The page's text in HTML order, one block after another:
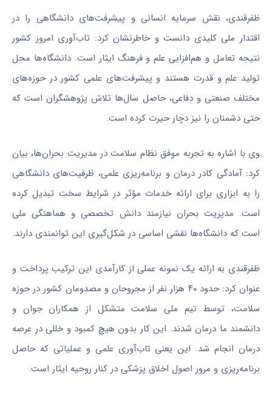
ظفرقندی، نقش سرمایه انسانی و پیشرفت‌های دانشگاهی را در
اقتدار ملی کلیدی دانست و خاطرنشان کرد: تاب‌آوری امروز کشور
نتیجه تعامل و هم‌افزایی علم و فرهنگ ایثار است. دانشگاه‌ها محل
تولید علم و قدرت هستند و پیشرفت‌های علمی کشور در حوزه‌های
مختلف صنعتی و دفاعی، حاصل سال‌ها تلاش پژوهشگران است که
حتی دشمنان را نیز دچار حیرت کرده است.
وی با اشاره به تجربه موفق نظام سلامت در مدیریت بحران‌ها، بیان
کرد: آمادگی کادر درمان و برنامه‌ریزی علمی، ظرفیت‌های دانشگاهی
را به ابزاری برای ارائه خدمات مؤثر در شرایط سخت تبدیل کرده
است. مدیریت بحران نیازمند دانش تخصصی و هماهنگی ملی
است که دانشگاه‌ها نقشی اساسی در شکل‌گیری این توانمندی دارند.
ظفرقندی به ارائه یک نمونه عملی از کارآمدی این ترکیب پرداخت و
عنوان کرد: حدود ۴۰ هزار نفر از مجروحان و مصدومان کشور در حوزه
سلامت، توسط تیم ملی سلامت متشکل از همکاران جوان و
دانشمند ما درمان شدند. این کار بدون هیچ کمبود و خللی در عرصه
درمان انجام شد. این یعنی تاب‌آوری علمی و عملیاتی که حاصل
برنامه‌ریزی و مرور اصول اخلاق پزشکی در کنار روحیه ایثار است.